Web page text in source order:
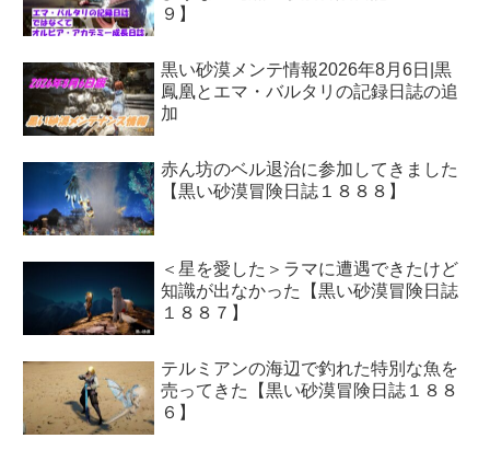
９】
黒い砂漠メンテ情報2026年8月6日|黒
鳳凰とエマ・バルタリの記録日誌の追
加
赤ん坊のベル退治に参加してきました
【黒い砂漠冒険日誌１８８８】
＜星を愛した＞ラマに遭遇できたけど
知識が出なかった【黒い砂漠冒険日誌
１８８７】
テルミアンの海辺で釣れた特別な魚を
売ってきた【黒い砂漠冒険日誌１８８
６】